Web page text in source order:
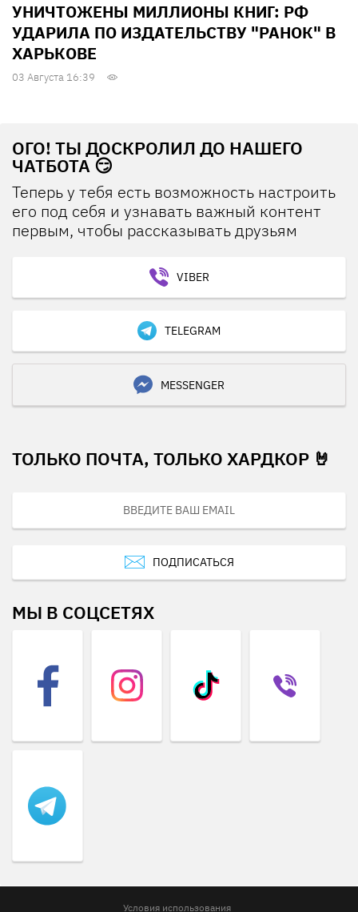
УНИЧТОЖЕНЫ МИЛЛИОНЫ КНИГ: РФ
УДАРИЛА ПО ИЗДАТЕЛЬСТВУ "РАНОК" В
ХАРЬКОВЕ
03 Августа 16:39
ОГО! ТЫ ДОСКРОЛИЛ ДО НАШЕГО
ЧАТБОТА 😏
Теперь у тебя есть возможность настроить
его под себя и узнавать важный контент
первым, чтобы рассказывать друзьям
VIBER
TELEGRAM
MESSENGER
ТОЛЬКО ПОЧТА, ТОЛЬКО ХАРДКОР 🤘
ПОДПИСАТЬСЯ
МЫ В СОЦСЕТЯХ
Условия использования